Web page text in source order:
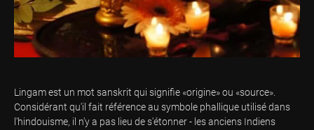
Lingam est un mot sanskrit qui signifie «origine» ou «source».
Considérant qu'il fait référence au symbole phallique utilisé dans
l'hindouisme, il n'y a pas lieu de s'étonner - les anciens Indiens